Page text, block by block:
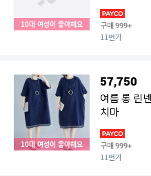
10대 여성이 좋아해요 구매999+
11번가
10대 여성이 좋아해요
57,750
여름 롱 린
치마
구매999+
11번가